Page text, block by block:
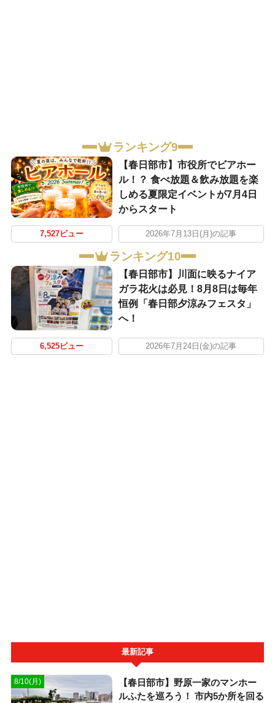
ランキング9
【春日部市】市役所でビアホー
ル！？ 食べ放題＆飲み放題を楽
しめる夏限定イベントが7月4日
からスタート
7,527ビュー 2026年7月13日(月)の記事
ランキング10
【春日部市】川面に映るナイア
ガラ花火は必見！8月8日は毎年
恒例「春日部夕涼みフェスタ」
へ！
6,525ビュー 2026年7月24日(金)の記事
最新記事
8/10(月)
【春日部市】野原一家のマンホー
ルふたを巡ろう！ 市内5か所を回る